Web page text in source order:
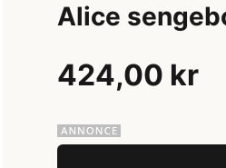
Alice
424,00 kr